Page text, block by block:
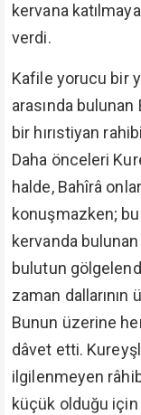
kervana
verdi.
Kafile yorucu bir
arasında bulunan
bir hırıstiyan
Daha önceleri
halde, Bahîrâ
konuşmazken; bu
kervanda
bulutun
zaman
Bunun üzerine
dâvet etti.
ilgilenmeyen
küçük olduğu için